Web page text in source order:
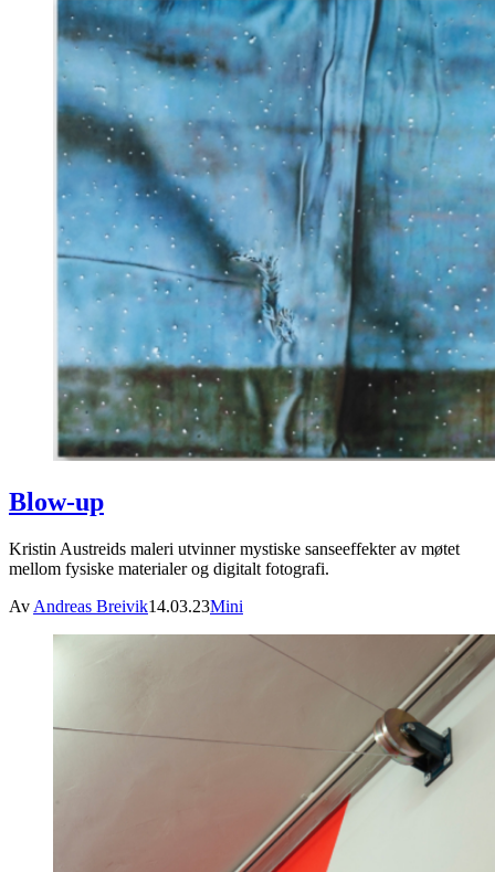
Blow-up
Kristin Austreids maleri utvinner mystiske sanseeffekter av møtet
mellom fysiske materialer og digitalt fotografi.
Av Andreas Breivik14.03.23Mini